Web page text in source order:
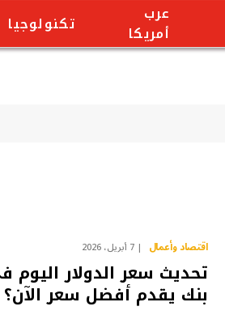
عرب
أمريكا
تكنولوجيا
اقتصاد وأعمال 7 أبريل، 2026
تحديث سعر الدولار
بنك يقدم أفضل سعر الآن؟